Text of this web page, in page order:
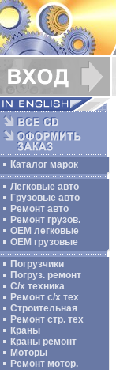
Каталог марок
Легковые авто
Грузовые авто
Ремонт авто
Ремонт грузов.
ОЕМ легковые
OEM грузовые
Погрузчики
Погруз. ремонт
С/х техника
Ремонт с/х тех
Строительная
Ремонт стр. тех
Краны
Краны ремонт
Моторы
Ремонт мотор.